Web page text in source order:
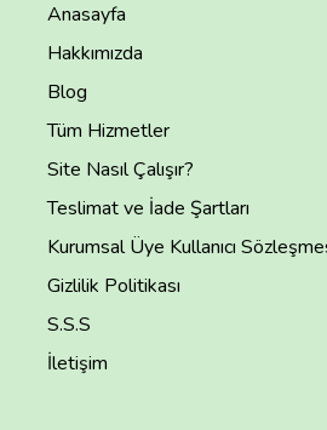
Anasayfa
Hakkımızda
Blog
Tüm Hizmetler
Site Nasıl Çalışır?
Teslimat ve İade Şartları
Kurumsal Üye Kullanıcı
Gizlilik Politikası
S.S.S
İletişim